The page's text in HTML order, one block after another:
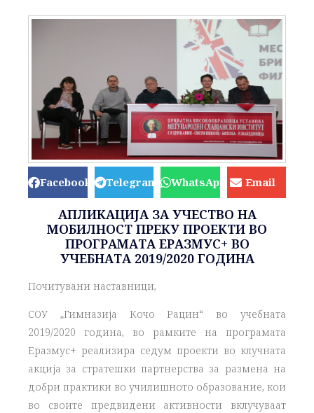
Facebook Telegram WhatsApp Email
АПЛИКАЦИЈА ЗА УЧЕСТВО НА
МОБИЛНОСТ ПРЕКУ ПРОЕКТИ ВО
ПРОГРАМАТА ЕРАЗМУС+ ВО
УЧЕБНАТА 2019/2020 ГОДИНА
Почитувани наставници,
СОУ „Гимназија Кочо Рацин“ во учебната
2019/2020 година, во рамките на програмата
Еразмус+ реализира седум проекти во клучната
акција за стратешки партнерства за размена на
добри практики во училишното образование, кои
во своите предвидени активности вклучуваат